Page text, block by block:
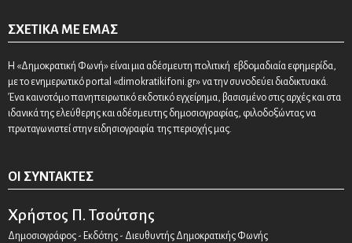
ΣΧΕΤΙΚΆ ΜΕ ΕΜΆΣ
Η «Δημοκρατική Φωνή» είναι μια αδέσμευτη πολιτική εβδομαδιαία εφημερίδα,
με το ενημερωτικό portal «dimokratikifoni.gr» να την συνοδεύει διαδικτυακά.
Ένα καινοτόμο πανηπειρωτικό εκδοτικό εγχείρημα, βασισμένο στις αρχές και στα
ιδανικά της ελεύθερης και αδέσμευτης δημοσιογραφίας, φιλοδοξώντας να
πρωταγωνιστεί στην ειδησιογραφία της περιοχής μας.
ΟΙ ΣΥΝΤΆΚΤΕΣ
Χρήστος Π. Τσούτσης
Δημοσιογράφος - Εκδότης - Διευθυντής Δημοκρατικής Φωνής